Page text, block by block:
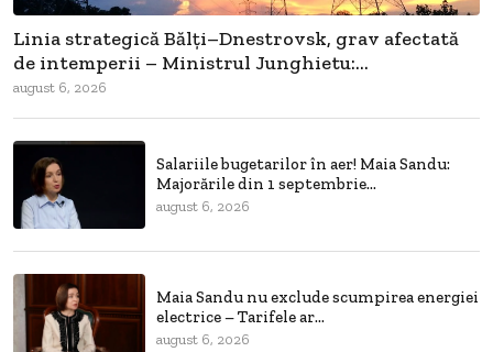
Linia strategică Bălți–Dnestrovsk, grav afectată
de intemperii – Ministrul Junghietu:...
august 6, 2026
Salariile bugetarilor în aer! Maia Sandu:
Majorările din 1 septembrie...
august 6, 2026
Maia Sandu nu exclude scumpirea energiei
electrice – Tarifele ar...
august 6, 2026